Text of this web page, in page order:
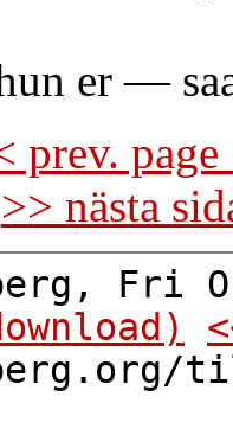
er —
prev.
>> nästa
Fri